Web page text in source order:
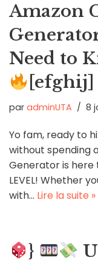
Amazon
Need to
[efghij]
par adminUTA 8
Yo fam, ready to
without spending
Generator is here
LEVEL! Whether
with… Lire la suite »
}